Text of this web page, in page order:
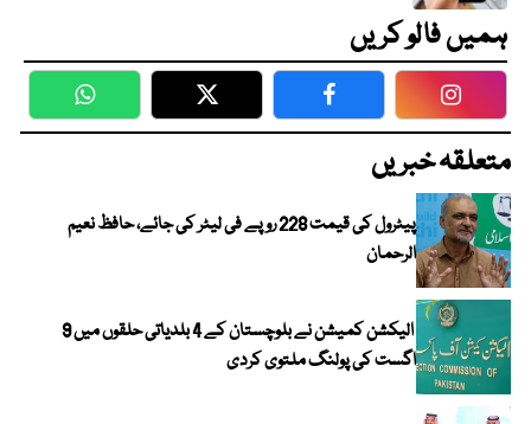
ہمیں فالو کریں
WhatsApp Twitter Facebook
متعلقہ خبریں
پیٹرول کی قیمت 228 روپے فی لیٹر کی جائے، حافظ نعیم
الرحمان
الیکشن کمیشن نے بلوچستان کے 4 بلدیاتی حلقوں میں 9
اگست کی پولنگ ملتوی کردی